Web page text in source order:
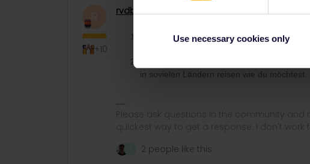
Use necessary cookies only
+10
rvdborgt Railmaster
Einreise und Ausreise sind keine
in sovielen Ländern reisen wie du möchtest.
Please ask questions in the community and
quickest way to get a response. I don't work
2 people like this